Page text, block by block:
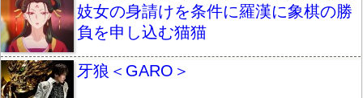
妓女の身請けを条件に羅漢に象棋の勝
負を申し込む猫猫
牙狼＜GARO＞